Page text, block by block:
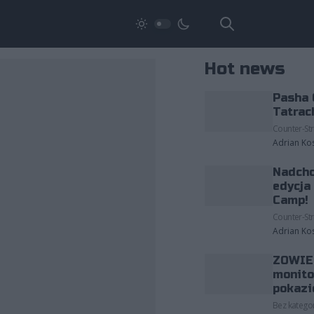
Hot news
Pasha
Counter-
Adrian
edycja
Camp!
Counter-
Adrian
Bez